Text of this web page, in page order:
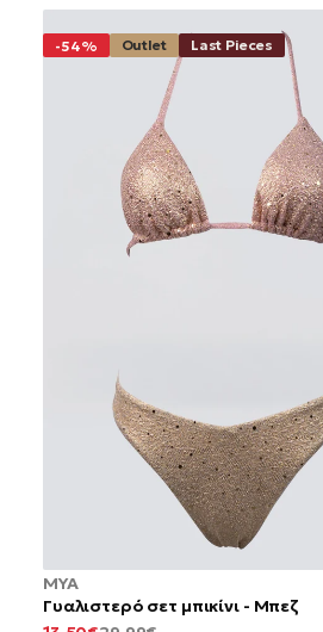
MYA
Γυαλιστερό σετ μπικίνι - Μπεζ
-54% Outlet Last Pieces